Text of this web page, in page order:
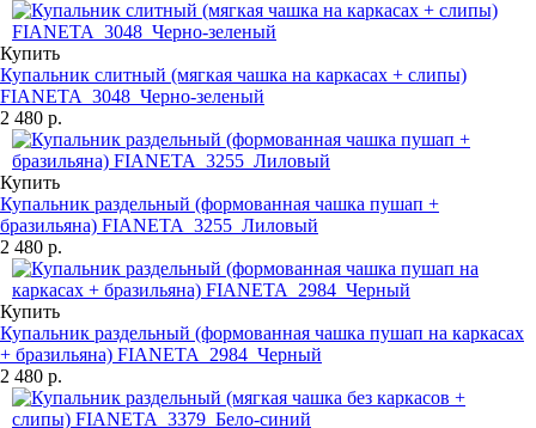
Купить
Купальник слитный (мягкая чашка на каркасах + слипы)
FIANETA_3048_Черно-зеленый
2 480 р.
Купить
Купальник раздельный (формованная чашка пушап +
бразильяна) FIANETA_3255_Лиловый
2 480 р.
Купить
Купальник раздельный (формованная чашка пушап на каркасах
+ бразильяна) FIANETA_2984_Черный
2 480 р.